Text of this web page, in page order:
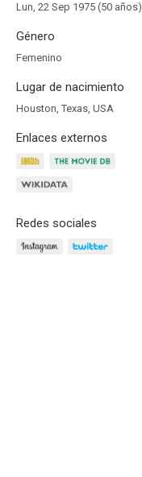
Lun, 22 Sep 1975 (50 años)
Género
Femenino
Lugar de nacimiento
Houston, Texas, USA
Enlaces externos
Redes sociales